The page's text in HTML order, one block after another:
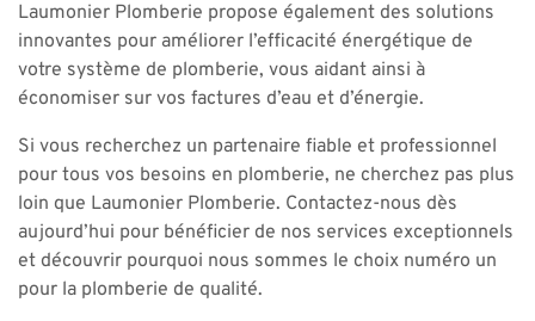
Laumonier Plomberie propose également des solutions
innovantes pour améliorer l’efficacité énergétique de
votre système de plomberie, vous aidant ainsi à
économiser sur vos factures d’eau et d’énergie.
Si vous recherchez un partenaire fiable et professionnel
pour tous vos besoins en plomberie, ne cherchez pas plus
loin que Laumonier Plomberie. Contactez-nous dès
aujourd’hui pour bénéficier de nos services exceptionnels
et découvrir pourquoi nous sommes le choix numéro un
pour la plomberie de qualité.